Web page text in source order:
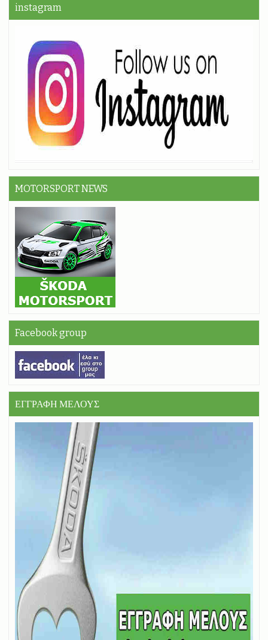
instagram
MOTORSPORT NEWS
Facebook group
ΕΓΓΡΑΦΗ ΜΕΛΟΥΣ